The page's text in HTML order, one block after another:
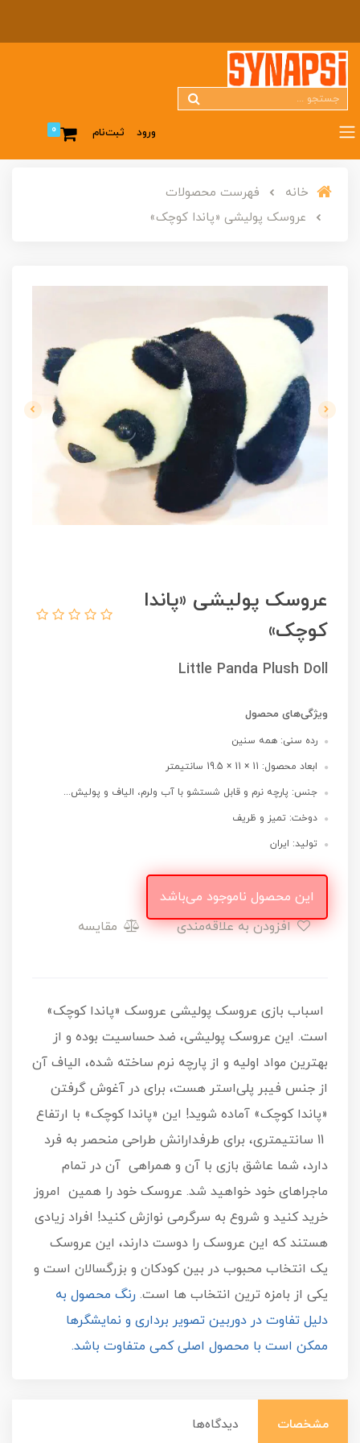
ورود ثبت‌نام 0
خانه
فهرست محصولات
عروسک پولیشی «پاندا کوچک»
عروسک پولیشی «پاندا
کوچک»
Little Panda Plush Doll
ویژگی‌های محصول
رده سنی: همه سنین
ابعاد محصول: 11 × 11 × 19.5 سانتیمتر
جنس: پارچه نرم و قابل شستشو با آب ولرم، الیاف و پولیش...
دوخت: تمیز و ظریف
تولید: ایران
این محصول ناموجود می‌باشد
افزودن به علاقه‌مندی
مقایسه
اسباب بازی عروسک پولیشی عروسک «پاندا کوچک»
است. این عروسک‌ پولیشی، ضد حساسیت بوده و از
بهترین مواد اولیه و از پارچه نرم ساخته شده، الیاف آن
از جنس فیبر پلی‌استر هست، برای در آغوش گرفتن
«پاندا کوچک» آماده شوید! این «پاندا کوچک» با ارتفاع
11 سانتیمتری، برای طرفدارانش طراحی منحصر به فرد
دارد، شما عاشق بازی با آن و همراهی آن در تمام
ماجراهای خود خواهید شد. عروسک خود را همین امروز
خرید کنید و شروع به سرگرمی نوازش کنید! افراد زیادی
هستند که این عروسک را دوست دارند، این عروسک
یک انتخاب محبوب در بین کودکان و بزرگسالان است و
یکی از بامزه ترین انتخاب ها است. رنگ محصول به
دلیل تفاوت در دوربین تصویر برداری و نمایشگرها
ممکن است با محصول اصلی کمی متفاوت باشد.
مشخصات دیدگاه‌ها